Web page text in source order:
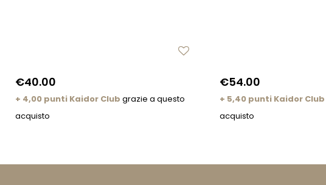
€40.00
+ 4,00 punti Kaidor Club grazie a questo
acquisto
€54.00
+ 5,40 punti Kaidor Club
acquisto